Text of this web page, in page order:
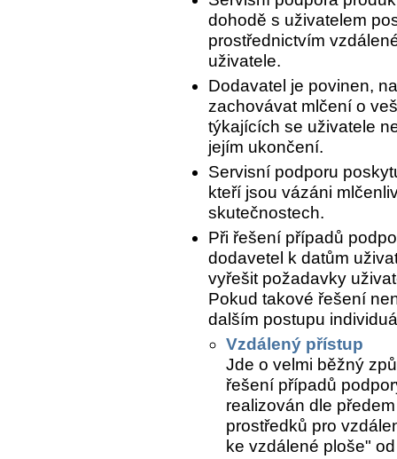
dohodě s uživatelem
prostřednictvím
uživatele.
Dodavatel je povinen,
zachovávat mlčení o
týkajících se uživatele
jejím ukončení.
Servisní podporu
kteří jsou vázáni
skutečnostech.
Při řešení případů
dodavetel k datům
vyřešit požadavky
Pokud takové řešení
dalším postupu
Vzdálený přístup
Jde o velmi běžný
řešení případů
realizován dle
prostředků pro
ke vzdálené ploše"